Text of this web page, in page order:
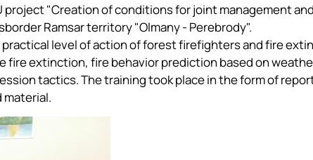
"Creation of conditions for joint management and
Ramsar territory "Olmany - Perebrody".
level of action of forest firefighters and fire
extinction, fire behavior prediction based on
tactics. The training took place in the form of